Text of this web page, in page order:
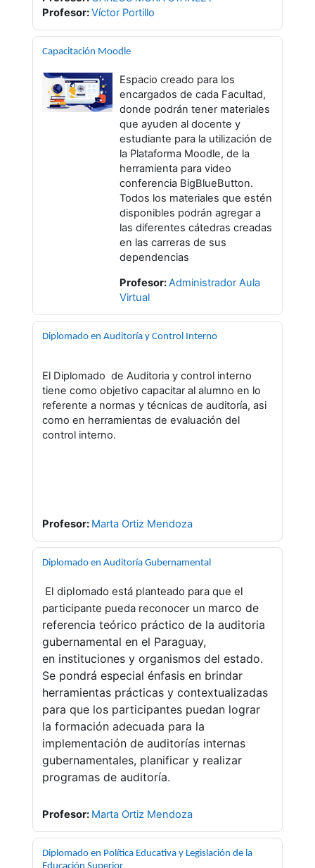
Profesor:Víctor Portillo
Capacitación Moodle
Espacio creado para los
encargados de cada Facultad,
donde podrán tener materiales
que ayuden al docente y
estudiante para la utilización de
la Plataforma Moodle, de la
herramienta para video
conferencia BigBlueButton.
Todos los materiales que estén
disponibles podrán agregar a
las diferentes cátedras creadas
en las carreras de sus
dependencias
Profesor:Administrador Aula
Virtual
Diplomado en Auditoría y Control Interno
El Diplomado de Auditoria y control interno
tiene como objetivo capacitar al alumno en lo
referente a normas y técnicas de auditoría, asi
como en herramientas de evaluación del
control interno.
Profesor: Marta Ortiz Mendoza
Diplomado en Auditoría Gubernamental
El diplomado está planteado para que el
participante pueda reconocer un marco de
referencia teórico práctico de la auditoria
gubernamental en el Paraguay,
en instituciones y organismos del estado.
Se pondrá especial énfasis en brindar
herramientas prácticas y contextualizadas
para que los participantes puedan lograr
la formaciónadecuada para la
implementación de auditorías internas
gubernamentales, planificar y realizar
programas de auditoría.
Profesor: Marta Ortiz Mendoza
Diplomado en Política Educativa y Legislación de la